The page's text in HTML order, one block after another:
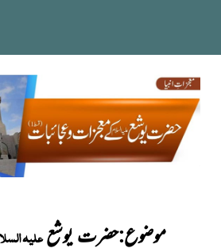
موضوع:حضرت یوشععلیہ